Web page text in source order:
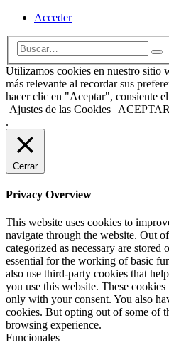
Acceder
Utilizamos cookies en nuestro sitio
más relevante al recordar sus
hacer clic en "Aceptar", consiente
Ajustes de las Cookies
ACEPTAR
.
Cerrar
Privacy Overview
This website uses cookies to
navigate through the website. Out
categorized as necessary are stored
essential for the working of basic
also use third-party cookies that
you use this website. These
only with your consent. You also
cookies. But opting out of some of
browsing experience.
Funcionales